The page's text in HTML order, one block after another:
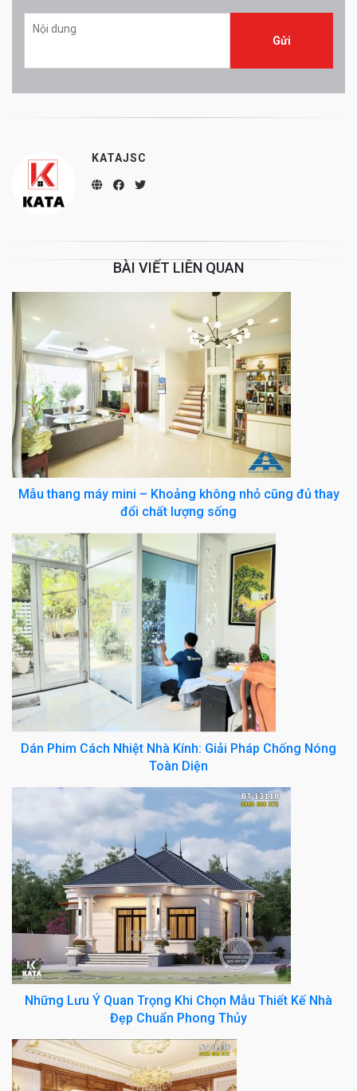
KATAJSC
BÀI VIẾT LIÊN QUAN
Mẫu thang máy mini – Khoảng không nhỏ cũng đủ thay
đổi chất lượng sống
Dán Phim Cách Nhiệt Nhà Kính: Giải Pháp Chống Nóng
Toàn Diện
Những Lưu Ý Quan Trọng Khi Chọn Mẫu Thiết Kế Nhà
Đẹp Chuẩn Phong Thủy